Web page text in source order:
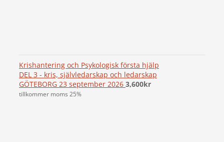
Krishantering och Psykologisk första hjälp
DEL 3 - kris, självledarskap och ledarskap
GÖTEBORG 23 september 2026 3,600kr
tillkommer moms 25%